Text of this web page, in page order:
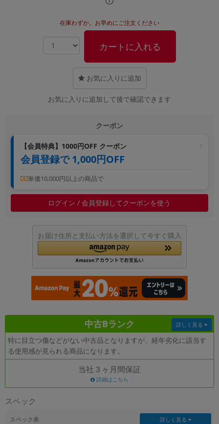
在庫わずか。お早めにご注文ください
カートに入れる
お気に入りに追加
お気に入りに追加して後で確認できます
クーポン
【会員特典】1000円OFF クーポン
会員登録で 1,000円OFF
単価10,000円以上の商品で
ログイン / 会員登録してクーポンを使う
お届け住所と支払い方法を選択して今すぐ購入
中古Bランク
特に目立つ傷などがない中古品となりますが、経年劣化に該当す
る使用感が見られる商品になります。
詳しく見る
当社３ヶ月間保証
詳細はこちら
スペック
スペック表 詳しく見る
円 ～
年 月 まで
各項目のチェックボックスは「or検索」となります。
ただし機能別のみ「and検索」となります。